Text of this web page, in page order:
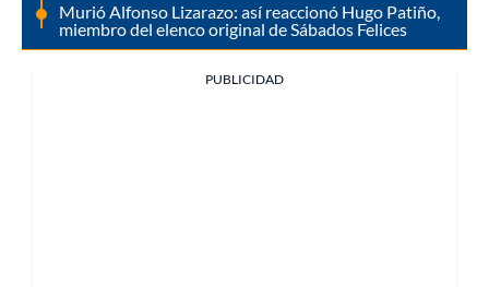
Murió Alfonso Lizarazo: así reaccionó Hugo Patiño,
miembro del elenco original de Sábados Felices
PUBLICIDAD